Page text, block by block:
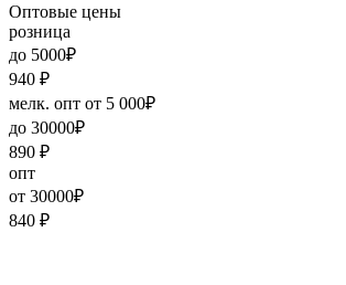
Оптовые цены
розница
до 5000₽
940 ₽
мелк. опт от 5 000₽
до 30000₽
890 ₽
опт
от 30000₽
840 ₽